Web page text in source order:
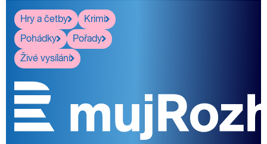
Hry a četby
Krimi
Pohádky
Pořady
Živé vysílání